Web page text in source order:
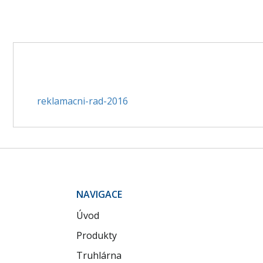
reklamacni-rad-2016
NAVIGACE
Úvod
Produkty
Truhlárna